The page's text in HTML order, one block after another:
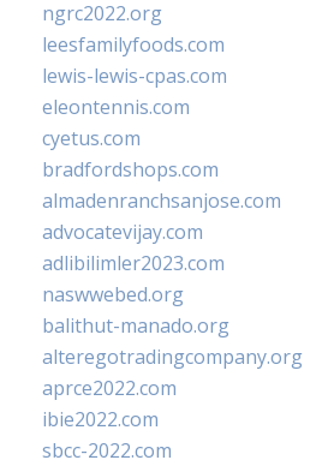
ngrc2022.org
leesfamilyfoods.com
lewis-lewis-cpas.com
eleontennis.com
cyetus.com
bradfordshops.com
almadenranchsanjose.com
advocatevijay.com
adlibilimler2023.com
naswwebed.org
balithut-manado.org
alteregotradingcompany.org
aprce2022.com
ibie2022.com
sbcc-2022.com